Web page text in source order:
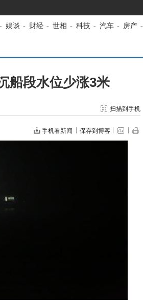
- 娱谈 - 财经 - 世相 - 科技 - 汽车 - 房产 -
船段水位少涨3米
扫描到手机
手机看新闻 保存到博客